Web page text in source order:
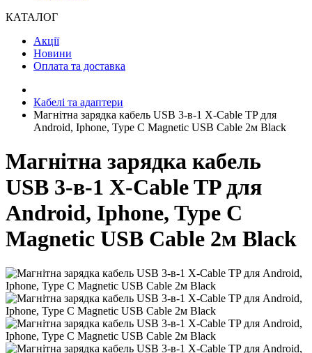
КАТАЛОГ
Акції
Новини
Оплата та доставка
Кабелі та адаптери
Магнітна зарядка кабель USB 3-в-1 X-Cable TP для
Android, Iphone, Type C Magnetic USB Cable 2м Black
Магнітна зарядка кабель
USB 3-в-1 X-Cable TP для
Android, Iphone, Type C
Magnetic USB Cable 2м Black